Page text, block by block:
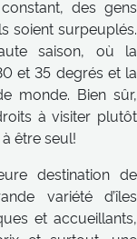
des gens
soient surpeuplés.
saison, où la
et 35 degrés et la
monde. Bien sûr,
à visiter plutôt
être seul!
destination de
variété d’îles
et accueillants,